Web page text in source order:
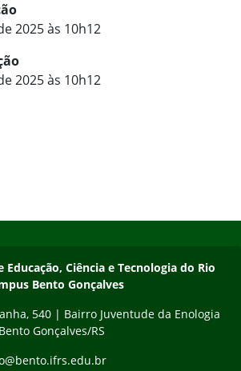
2025 às 10h12
2025 às 10h12
Ciência e Tecnologia do Rio
Bento Gonçalves
540 | Bairro Juventude da Enologia
Gonçalves/RS